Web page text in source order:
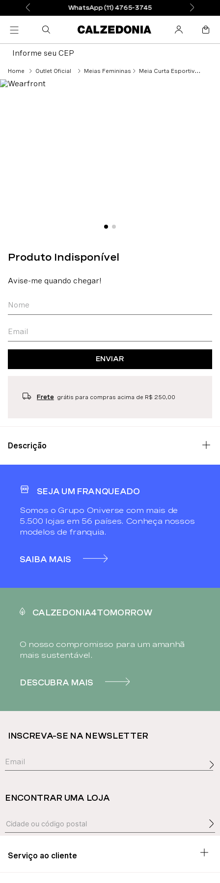
WhatsApp (11) 4765-3745
Informe seu CEP
Outlet Oficial Meias Femininas Meia Curta Esportiva Com Padrão Camuflado - Verde
ENVIAR
Frete grátis para compras acima de R$ 250,00
Descrição
SEJA UM FRANQUEADO
Somos o Grupo Oniverse com mais de
5.500 lojas em 56 países. Conheça nossos
modelos de franquia.
SAIBA MAIS
CALZEDONIA4TOMORROW
O nosso compromisso para um amanhã
mais sustentável.
DESCUBRA MAIS
INSCREVA-SE NA NEWSLETTER
ENCONTRAR UMA LOJA
Serviço ao cliente